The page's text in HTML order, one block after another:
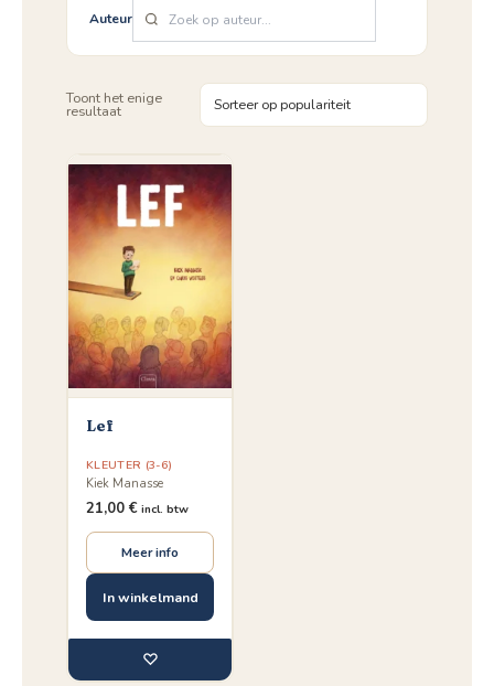
Auteur
Toont het enige
resultaat
Lef
KLEUTER (3-6)
Kiek Manasse
21,00 € incl. btw
Meer info
In winkelmand
♡